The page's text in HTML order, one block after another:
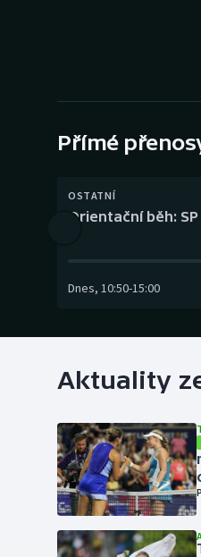
Přímé
OSTATNÍ
Orientační běh:
Dnes, 10:50-15:00
Aktuality